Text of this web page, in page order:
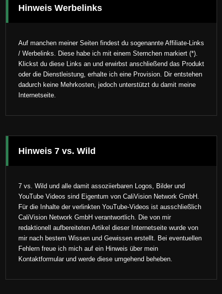
Hinweis Werbelinks
Auf manchen meiner Seiten findest du sogenannte Affiliate-Links
/ Werbelinks. Diese habe ich mit einem Sternchen markiert (*).
Klickst du diese Links an und erwirbst anschließend das Produkt
oder die Dienstleistung, erhalte ich eine Provision. Dir entstehen
dadurch keine Mehrkosten, jedoch unterstützt du damit meine
Internetseite.
Hinweis 7 vs. Wild
7 vs. Wild und alle damit assoziierbaren Logos, Bilder und
YouTube Videos sind Eigentum von CaliVision Network GmbH.
Für die Inhalte der verlinkten YouTube-Videos ist ausschließlich
CaliVision Network GmbH verantwortlich. Die von mir
redaktionell aufbereiteten Artikel dieser Internetseite wurde von
mir nach bestem Wissen und Gewissen erstellt. Bei eventuellen
Fehlern freue ich mich auf ein Hinweis über mein
Kontaktformular und werde diese umgehend beheben.